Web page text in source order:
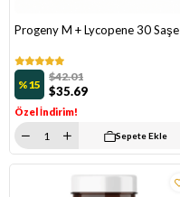
Progeny M + Lycopene 30 Saşe
%15 $35.69
$42.01
Özel İndirim!
Sepete Ekle